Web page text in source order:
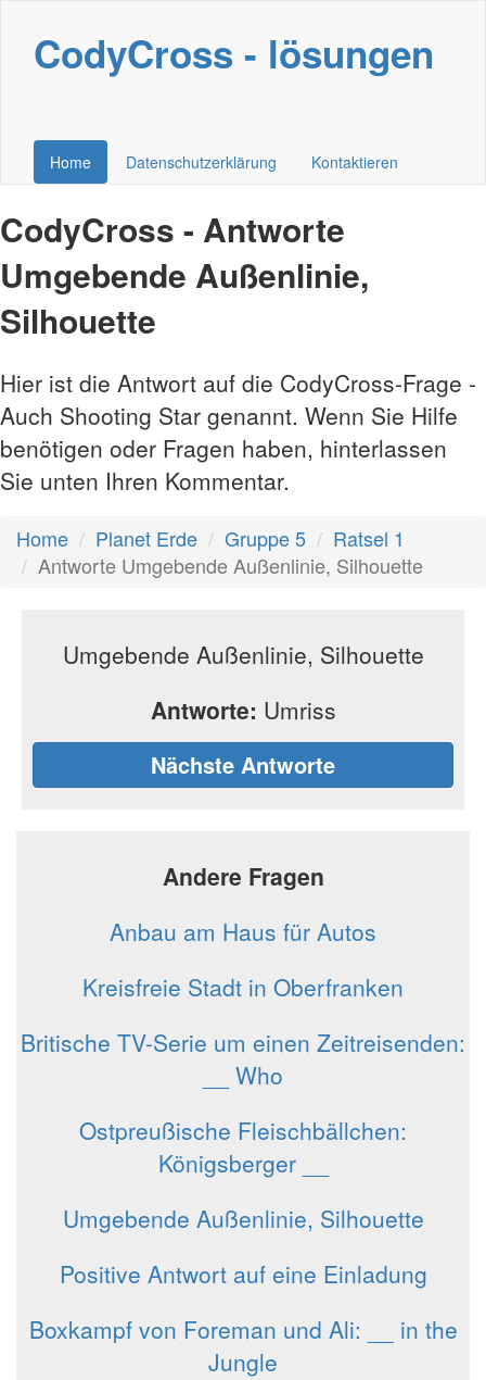
CodyCross - lösungen
Home Datenschutzerklärung Kontaktieren
CodyCross - Antworte
Umgebende Außenlinie,
Silhouette
Hier ist die Antwort auf die CodyCross-Frage -
Auch Shooting Star genannt. Wenn Sie Hilfe
benötigen oder Fragen haben, hinterlassen
Sie unten Ihren Kommentar.
Home Planet Erde Gruppe 5
Ratsel 1
Antworte Umgebende Außenlinie, Silhouette
Umgebende Außenlinie, Silhouette
Antworte: Umriss
Nächste Antworte
Andere Fragen
Anbau am Haus für Autos
Kreisfreie Stadt in Oberfranken
Britische TV-Serie um einen Zeitreisenden:
__ Who
Ostpreußische Fleischbällchen:
Königsberger __
Umgebende Außenlinie, Silhouette
Positive Antwort auf eine Einladung
Boxkampf von Foreman und Ali: __ in the
Jungle